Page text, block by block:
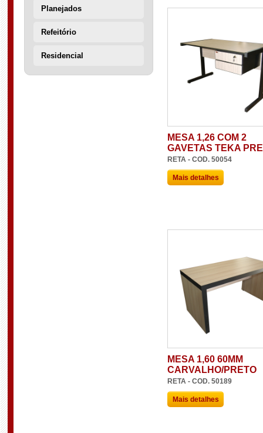
Planejados
Refeitório
Residencial
MESA 1,26 COM 2
GAVETAS TEKA
RETA - COD. 50054
Mais detalhes
MESA 1,60 60MM
CARVALHO/PRETO
RETA - COD. 50189
Mais detalhes